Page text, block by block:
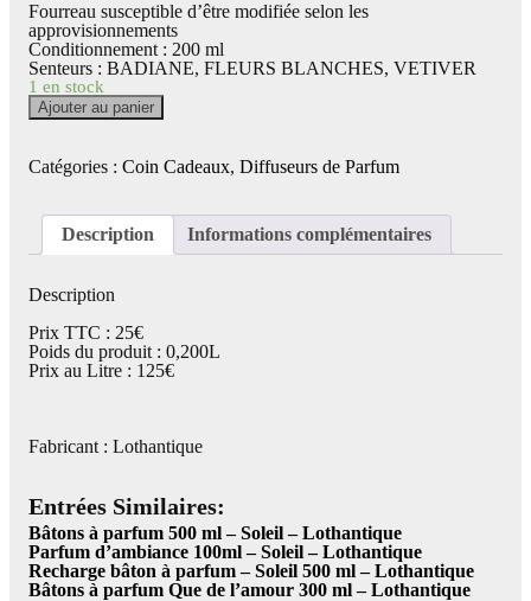
Fourreau susceptible d’être modifiée selon les
approvisionnements
Conditionnement : 200 ml
Senteurs : BADIANE, FLEURS BLANCHES, VETIVER
1 en stock
quantité
de
à
parfum
ml
Soleil
Lothantique
Ajouter au panier
Catégories : Coin Cadeaux, Diffuseurs de Parfum
Description Informations complémentaires
Description
Prix TTC : 25€
Poids du produit : 0,200L
Prix au Litre : 125€
Fabricant : Lothantique
Entrées Similaires:
Bâtons à parfum 500 ml – Soleil – Lothantique
Parfum d’ambiance 100ml – Soleil – Lothantique
Recharge bâton à parfum – Soleil 500 ml – Lothantique
Bâtons à parfum Que de l’amour 300 ml – Lothantique